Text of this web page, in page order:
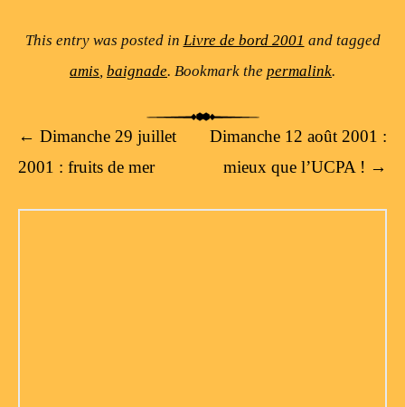
This entry was posted in Livre de bord 2001 and tagged
amis, baignade. Bookmark the permalink.
Post navigation
← Dimanche 29 juillet
2001 : fruits de mer
Dimanche 12 août 2001 :
mieux que l’UCPA ! →